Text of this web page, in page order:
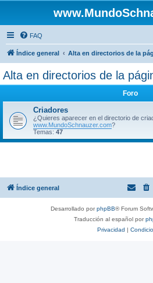
FAQ
Índice general Alta en directorios de la
Alta en directorios de la
Foro
Criadores
¿Quieres aparecer en el directorio de
www.MundoSchnauzer.com?
Temas: 47
Índice general
Desarrollado porphpBB® Forum
Traducción al español por
Privacidad |